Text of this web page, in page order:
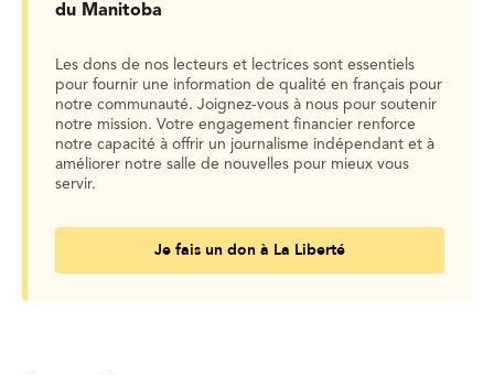
du Manitoba
Les dons de nos lecteurs et lectrices sont essentiels
pour fournir une information de qualité en français pour
notre communauté. Joignez-vous à nous pour soutenir
notre mission. Votre engagement financier renforce
notre capacité à offrir un journalisme indépendant et à
améliorer notre salle de nouvelles pour mieux vous
servir.
Je fais un don à La Liberté